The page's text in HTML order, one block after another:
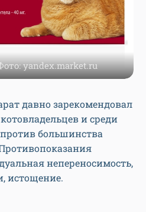
yandex.market.ru
давно зарекомендовал
и среди
большинства
непереносимость,
истощение.